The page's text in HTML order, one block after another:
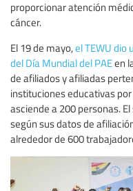
proporcionar atención
cáncer.
El 19 de mayo,el TEWU dio
del Día Mundial del PAEen
de afiliados y afiliadas
instituciones educativas
asciende a 200 personas.
según sus datos de
alrededor de 600